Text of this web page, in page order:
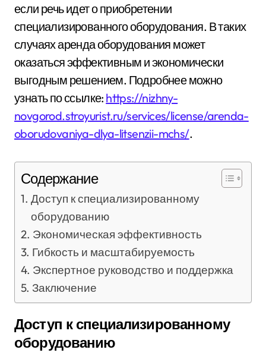
если речь идет о приобретении
специализированного оборудования. В таких
случаях аренда оборудования может
оказаться эффективным и экономически
выгодным решением. Подробнее можно
узнать по ссылке: https://nizhny-
novgorod.stroyurist.ru/services/license/arenda-
oborudovaniya-dlya-litsenzii-mchs/.
Содержание
Доступ к специализированному
оборудованию
Экономическая эффективность
Гибкость и масштабируемость
Экспертное руководство и поддержка
Заключение
Доступ к специализированному
оборудованию